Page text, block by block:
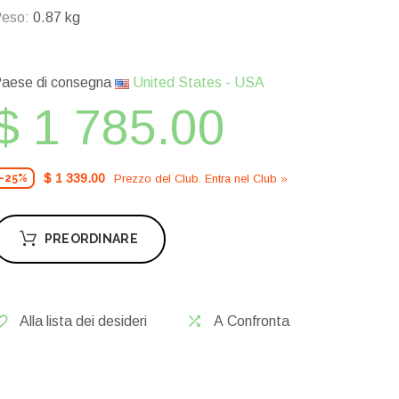
0.87 kg
di consegna United States - USA
1 785.00
-25% $ 1 339.00 Prezzo del Сlub. Entra nel Сlub »
PREORDINARE
Alla lista dei desideri A Confronta